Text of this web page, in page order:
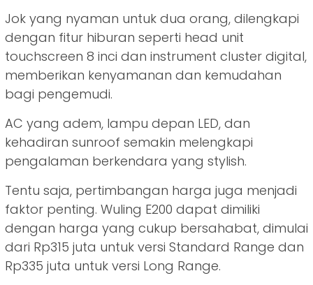
Jok yang nyaman untuk dua orang, dilengkapi
dengan fitur hiburan seperti head unit
touchscreen 8 inci dan instrument cluster digital,
memberikan kenyamanan dan kemudahan
bagi pengemudi.
AC yang adem, lampu depan LED, dan
kehadiran sunroof semakin melengkapi
pengalaman berkendara yang stylish.
Tentu saja, pertimbangan harga juga menjadi
faktor penting. Wuling E200 dapat dimiliki
dengan harga yang cukup bersahabat, dimulai
dari Rp315 juta untuk versi Standard Range dan
Rp335 juta untuk versi Long Range.